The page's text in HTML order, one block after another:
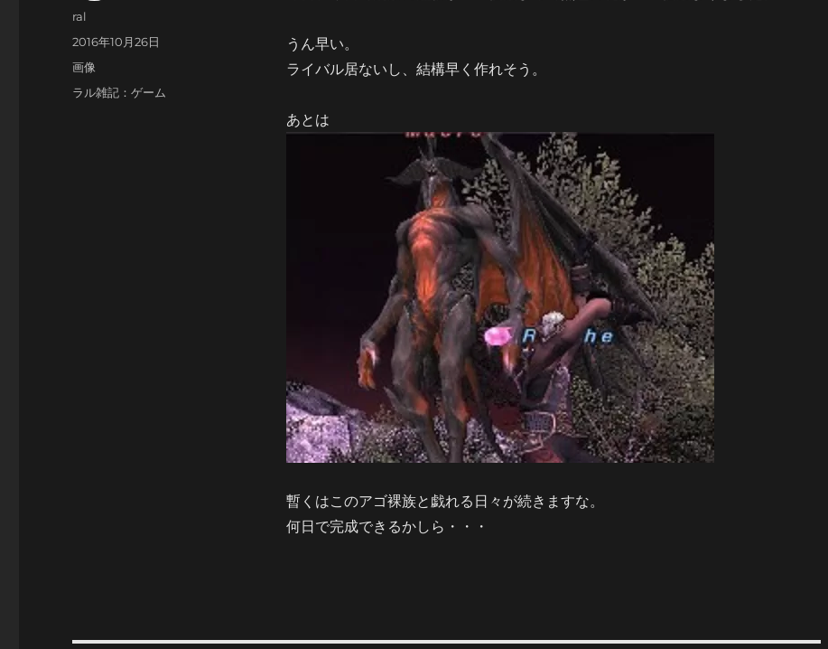
うん早い。
ライバル居ないし、結構早く作れそう。
あとは
暫くはこのアゴ裸族と戯れる日々が続きますな。
何日で完成できるかしら・・・
投
稿
ral
投
稿
2016年10月26日
フ
ォ
画像
カ
ラル雑記：ゲーム